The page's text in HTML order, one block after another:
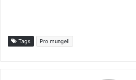
Tags Pro mungeli